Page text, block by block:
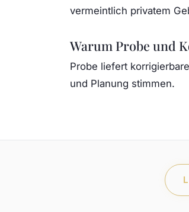
vermeintlich privatem
Warum Probe und
Probe liefert
und Planung stimmen.